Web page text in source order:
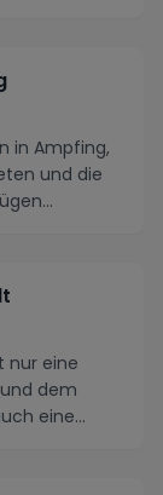
in Ampfing,
und die
nur eine
dem
eine